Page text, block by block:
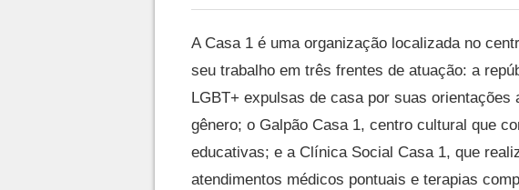
A Casa 1 é uma organização localizada no
seu trabalho em três frentes de atuação: a
LGBT+ expulsas de casa por suas
gênero; o Galpão Casa 1, centro cultural que
educativas; e a Clínica Social Casa 1, que
atendimentos médicos pontuais e terapias